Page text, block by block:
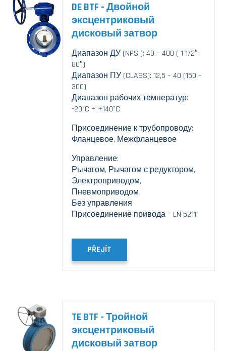
DE BTF - Двойной
эксцентриковый
дисковый затвор
Диапазон ДУ (NPS ): 40 – 400 ( 1 1/2″-
80″)
Диапазон ПУ (CLASS): 12,5 – 40 (150 –
300)
Диапазон рабочих температур:
-20°C ÷ +140°C
Присоединение к трубопроводу:
Фланцевое, Межфланцевое
Управление:
Рычагом, Рычагом с редуктором,
Электроприводом,
Пневмоприводом
Без управления
Присоединение привода – EN 5211
PŘEJÍT
TE BTF - Тройной
эксцентриковый
дисковый затвор